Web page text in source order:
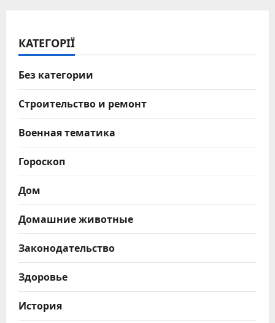
КАТЕГОРІЇ
Без категории
Строительство и ремонт
Военная тематика
Гороскоп
Дом
Домашние животные
Законодательство
Здоровье
История